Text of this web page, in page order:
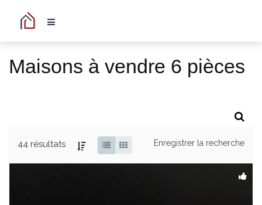
Maisons à vendre 6 pièces
44 résultats Enregistrer la recherche